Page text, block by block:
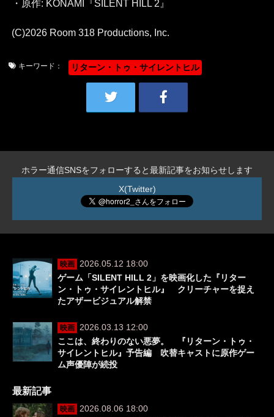
・原作: KONAMI『SILENT HILL 2』
(C)2026 Room 318 Productions, Inc.
キーワード： リターン・トゥ・サイレントヒル
ホラー通信SNSをフォローすると最新記事をお知らせします
X(Twitter)
映画
2026.05.12 18:00
ゲーム「SILENT HILL 2」を映画化した『リター
ン・トゥ・サイレントヒル』 クリーチャーを捉え
たアザービジュアル解禁
映画
2026.03.13 12:00
ここは、終わりのない悪夢。 『リターン・トゥ・
サイレントヒル』予告編 吹替キャストに原作ゲー
ム声優陣が続投
最新記事
映画
2026.08.06 18:00